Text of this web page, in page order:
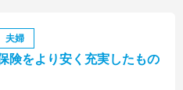
夫婦
険をより安く充実したもの